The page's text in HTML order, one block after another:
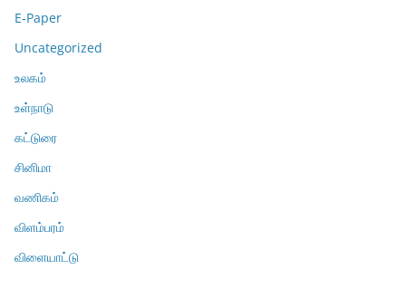
E-Paper
Uncategorized
உலகம்
உள்நாடு
கட்டுரை
சினிமா
வணிகம்
விளம்பரம்
விளையாட்டு